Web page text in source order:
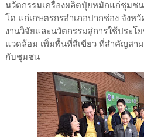
นวัตกรรมเครื่องผลิตปุ๋ยหมักแก่ชุมช
โด แก่เกษตรกรอำเภอปากช่อง จังห
งานวิจัยและนวัตกรรมสู่การใช้ประโ
แวดล้อม เพิ่มพื้นที่สีเขียว ที่สำคัญสาม
กับชุมชน